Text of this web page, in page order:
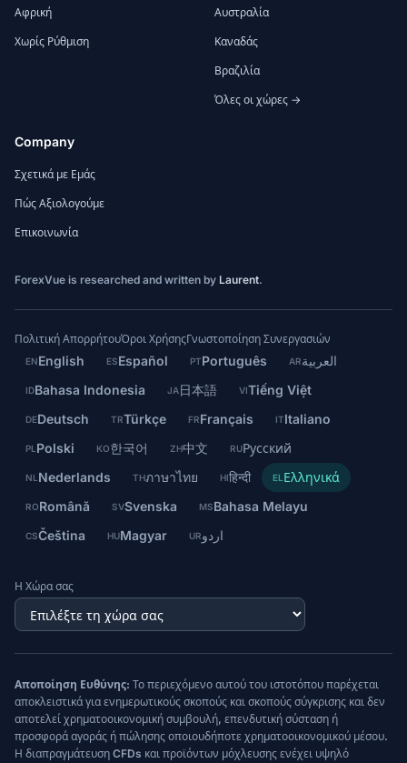
Αφρική
Χωρίς Ρύθμιση
Αυστραλία
Καναδάς
Βραζιλία
Όλες οι χώρες →
Company
Σχετικά με Εμάς
Πώς Αξιολογούμε
Επικοινωνία
ForexVue is researched and written by Laurent.
Πολιτική ΑπορρήτουΌροι ΧρήσηςΓνωστοποίηση Συνεργασιών
ENEnglish ESEspañol PTPortuguês ARالعربية
IDBahasa Indonesia JA日本語 VITiếng Việt
DEDeutsch TRTürkçe FRFrançais ITItaliano
PL Polski KO한국어 ZH中文 RUРусский
NL Nederlands THภาษาไทย HIहिन्दी EL Ελληνικά
RORomână SVSvenska MSBahasa Melayu
CSČeština HUMagyar URاردو
Η Χώρα σας
Αποποίηση Ευθύνης: Το περιεχόμενο αυτού του ιστοτόπου παρέχεται
αποκλειστικά για ενημερωτικούς σκοπούς και σκοπούς σύγκρισης και δεν
αποτελεί χρηματοοικονομική συμβουλή, επενδυτική σύσταση ή
προσφορά αγοράς ή πώλησης οποιουδήποτε χρηματοοικονομικού μέσου.
Η διαπραγμάτευση CFDs και προϊόντων μόχλευσης ενέχει υψηλό